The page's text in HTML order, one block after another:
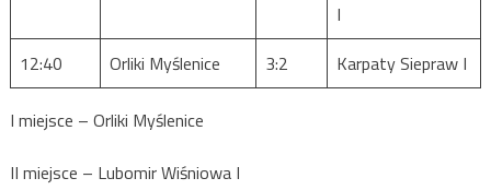
I
12:40
Orliki Myślenice 3:2 Karpaty Siepraw I
I miejsce – Orliki Myślenice
II miejsce – Lubomir Wiśniowa I